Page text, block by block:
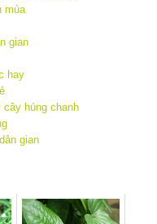
mùa
gian
hay
húng chanh
gian